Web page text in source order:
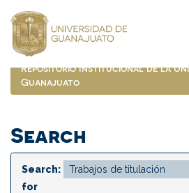
navigation
Repositorio Institucional de la
Guanajuato
Search
Search:
for